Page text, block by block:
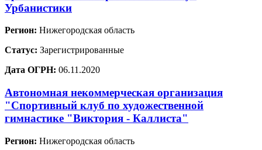
Урбанистики
Регион: Нижегородская область
Статус: Зарегистрированные
Дата ОГРН: 06.11.2020
Автономная некоммерческая организация
"Спортивный клуб по художественной
гимнастике "Виктория - Каллиста"
Регион: Нижегородская область